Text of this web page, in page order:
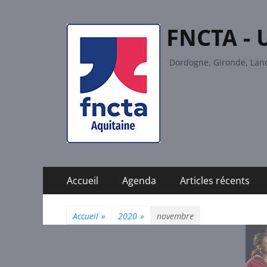
FNCTA
Dordogne, Gironde,
Menu
principal
Accueil Agenda Articles récents
Accueil » 2020 » novembre